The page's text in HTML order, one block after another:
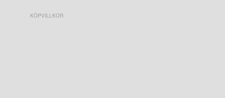
KÖPVILLKOR